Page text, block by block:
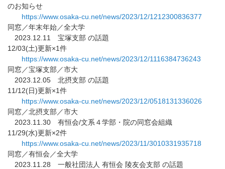
のお知らせ
https://www.osaka-cu.net/news/2023/12/1212300836377
同窓／年末年始／全大学
2023.12.11 宝塚支部 の話題
12/03(土)更新×1件
https://www.osaka-cu.net/news/2023/12/1116384736243
同窓／宝塚支部／市大
2023.12.05 北摂支部 の話題
11/12(日)更新×1件
https://www.osaka-cu.net/news/2023/12/0518131336026
同窓／北摂支部／市大
2023.11.30 有恒会/文系４学部・院の同窓会組織
11/29(水)更新×2件
https://www.osaka-cu.net/news/2023/11/3010331935718
同窓／有恒会／全大学
2023.11.28 一般社団法人 有恒会 陵友会支部 の話題